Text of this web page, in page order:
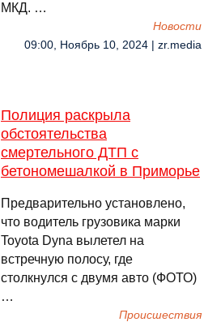
МКД. …
Новости
09:00, Ноябрь 10, 2024 | zr.media
Полиция раскрыла
обстоятельства
смертельного ДТП с
бетономешалкой в Приморье
Предварительно установлено,
что водитель грузовика марки
Toyota Dyna вылетел на
встречную полосу, где
столкнулся с двумя авто (ФОТО)
…
Происшествия